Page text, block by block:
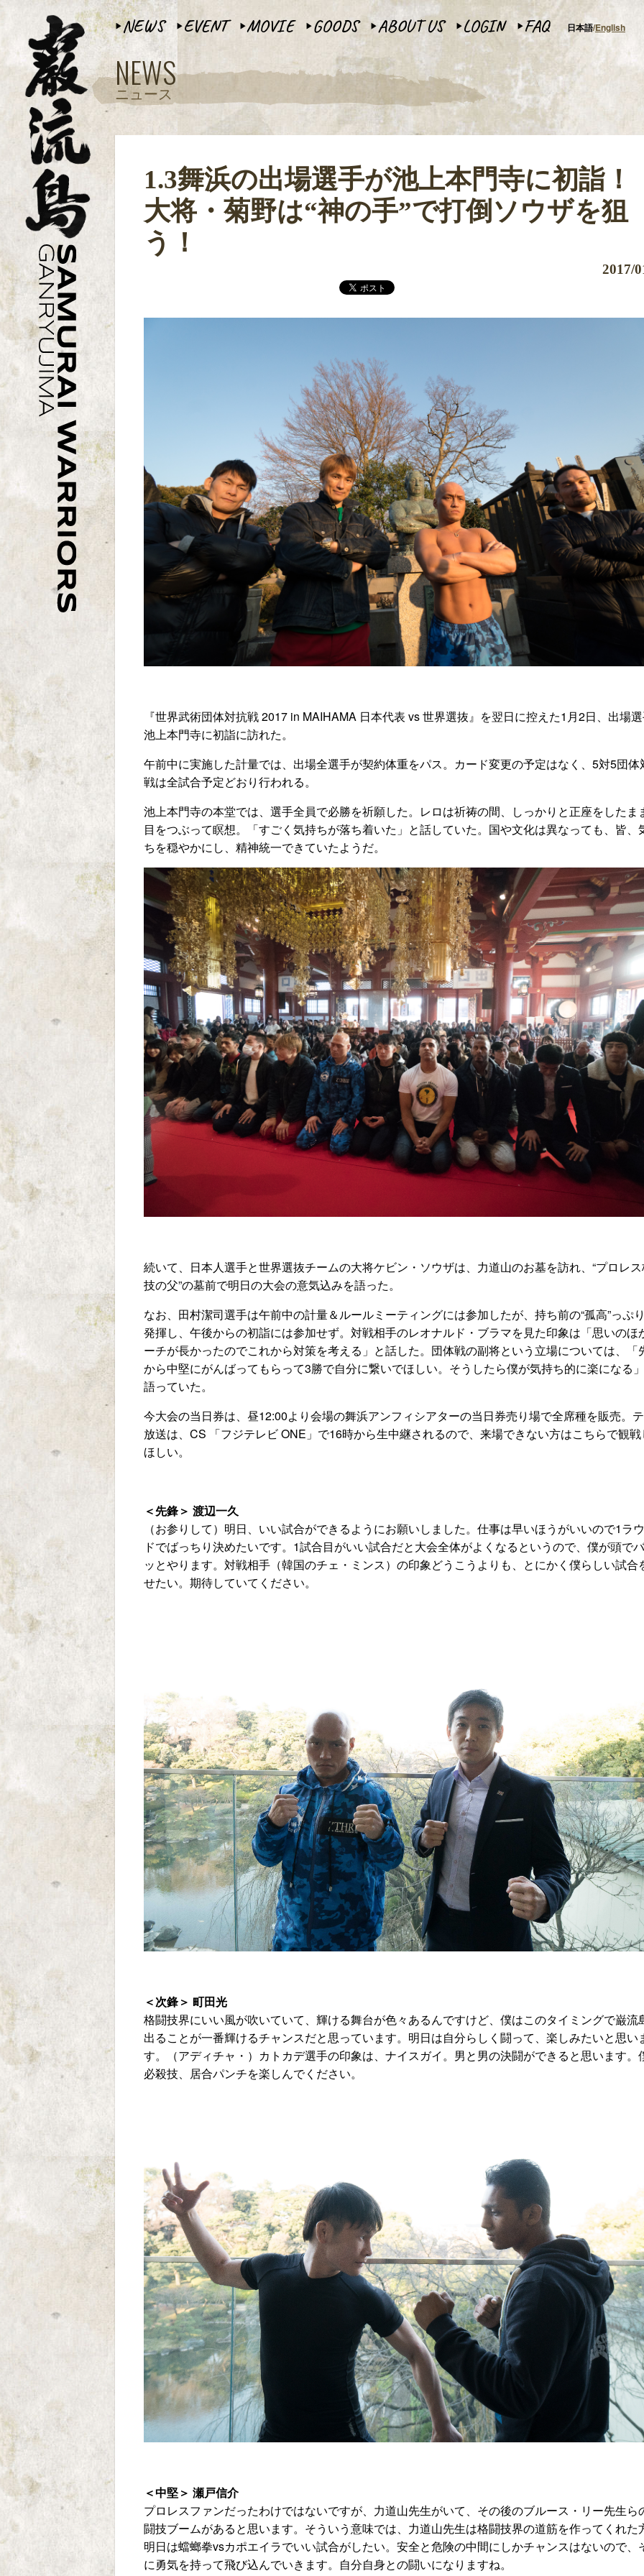
▶︎NEWS ▶︎ EVENT ▶︎MOVIE ▶︎ GOODS ▶︎ABOUT US ▶︎ LOGIN ▶︎FAQ 日本語English
NEWS
ニュース
1.3舞浜の出場選手が池上本門寺に初詣
大将・菊野は“神の手”で打倒ソウザを狙
う！
2017/
『世界武術団体対抗戦 2017 in MAIHAMA 日本代表 vs 世界選抜』を翌日に控えた1月2日、出場
池上本門寺に初詣に訪れた。
午前中に実施した計量では、出場全選手が契約体重をパス。カード変更の予定はなく、5対5団体
戦は全試合予定どおり行われる。
池上本門寺の本堂では、選手全員で必勝を祈願した。レロは祈祷の間、しっかりと正座をしたま
目をつぶって瞑想。「すごく気持ちが落ち着いた」と話していた。国や文化は異なっても、皆、
ちを穏やかにし、精神統一できていたようだ。
続いて、日本人選手と世界選抜チームの大将ケビン・ソウザは、力道山のお墓を訪れ、“プロレ
技の父”の墓前で明日の大会の意気込みを語った。
なお、田村潔司選手は午前中の計量＆ルールミーティングには参加したが、持ち前の“孤高”っぷ
発揮し、午後からの初詣には参加せず。対戦相手のレオナルド・ブラマを見た印象は「思いのほ
ーチが長かったのでこれから対策を考える」と話した。団体戦の副将という立場については、「
から中堅にがんばってもらって3勝で自分に繋いでほしい。そうしたら僕が気持ち的に楽になる
語っていた。
今大会の当日券は、昼12:00より会場の舞浜アンフィシアターの当日券売り場で全席種を販売。
放送は、CS 「フジテレビ ONE」で16時から生中継されるので、来場できない方はこちらで観
ほしい。
＜先鋒＞ 渡辺一久
（お参りして）明日、いい試合ができるようにお願いしました。仕事は早いほうがいいので1ラ
ドでばっちり決めたいです。1試合目がいい試合だと大会全体がよくなるというので、僕が頭で
ッとやります。対戦相手（韓国のチェ・ミンス）の印象どうこうよりも、とにかく僕らしい試合
せたい。期待していてください。
＜次鋒＞ 町田光
格闘技界にいい風が吹いていて、輝ける舞台が色々あるんですけど、僕はこのタイミングで巌流
出ることが一番輝けるチャンスだと思っています。明日は自分らしく闘って、楽しみたいと思い
す。（アディチャ・）カトカデ選手の印象は、ナイスガイ。男と男の決闘ができると思います。
必殺技、居合パンチを楽しんでください。
＜中堅＞ 瀬戸信介
プロレスファンだったわけではないですが、力道山先生がいて、その後のブルース・リー先生ら
闘技ブームがあると思います。そういう意味では、力道山先生は格闘技界の道筋を作ってくれた
明日は蟷螂拳vsカポエイラでいい試合がしたい。安全と危険の中間にしかチャンスはないので、
に勇気を持って飛び込んでいきます。自分自身との闘いになりますね。